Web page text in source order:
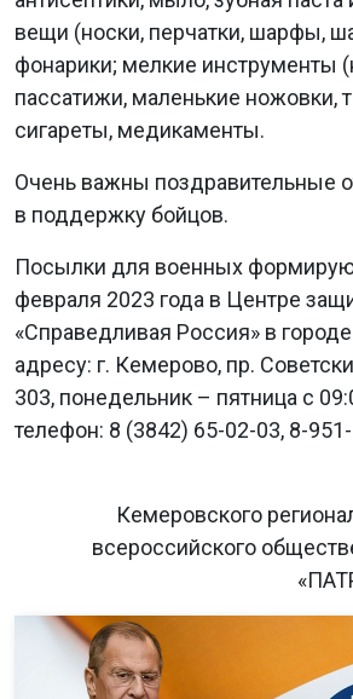
вещи (носки, перчатки, шарфы,
фонарики; мелкие инструменты
пассатижи, маленькие ножовки,
сигареты, медикаменты.
Очень важны поздравительные
в поддержку бойцов.
Посылки для военных
февраля 2023 года в Центре
«Справедливая Россия» в
адресу: г. Кемерово, пр.
303, понедельник – пятница с
телефон: 8 (3842) 65-02-03, 8-
Кемеровского
всероссийского